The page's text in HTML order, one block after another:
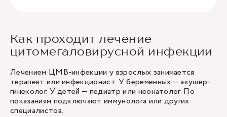
Как проходит лечение
цитомегаловирусной инфекции
Лечением ЦМВ-инфекции у взрослых занимается
терапевт или инфекционист. У беременных — акушер-
гинеколог. У детей — педиатр или неонатолог. По
показаниям подключают иммунолога или других
специалистов.